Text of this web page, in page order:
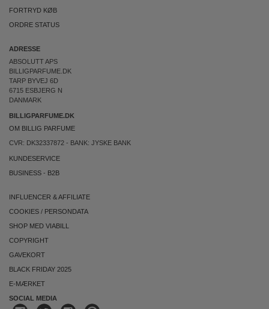
FORTRYD KØB
ORDRE STATUS
ADRESSE
ABSOLUTT APS
BILLIGPARFUME.DK
TARP BYVEJ 6D
6715 ESBJERG N
DANMARK
BILLIGPARFUME.DK
OM BILLIG PARFUME
CVR: DK32337872 - BANK: JYSKE BANK
KUNDESERVICE
BUSINESS - B2B
INFLUENCER & AFFILIATE
COOKIES / PERSONDATA
SHOP MED VIABILL
COPYRIGHT
GAVEKORT
BLACK FRIDAY 2025
E-MÆRKET
SOCIAL MEDIA